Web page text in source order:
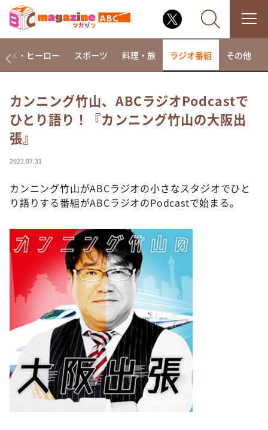
なるみ・岡村の過ぎるTV
これ余談なんですけど・・・
て真剣です
探偵！ナイトスクープ
news おかえり
河合＆A.B.C-Z塚田×福井アナ「なんでやねん！？」
（news おかえり）
DAIGOも台所 ～きょうの献立 何にする？～
本日はダイアンなり！シーズン２
朝だ！生です旅サラダ
教えて！ニュースライブ 正義のミカタ
ＬＩＦＥ～夢のカタチ～
新婚さんいらっしゃい！
ポツンと一軒家
メ・ヒーロー スポーツ 料理・旅 ラジオ番組 その他
カンニング竹山、ABCラジオPodcastで
ひとり語り！『カンニング竹山の大阪出
張』
2023.07.31
カンニング竹山がABCラジオの小さなスタジオでひと
り語りする番組がABCラジオのPodcastで始まる。
（C)ABCラジオ